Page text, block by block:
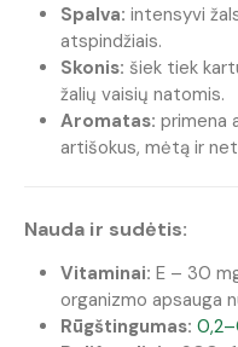
Spalva: intensyvi
atspindžiais.
Skonis: šiek tiek
žalių vaisių natomis.
Aromatas: primena
artišokus, mėtą ir
Nauda ir sudėtis:
Vitaminai: E – 30
organizmo apsauga
Rūgštingumas: